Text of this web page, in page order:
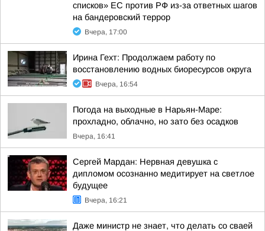
списков» ЕС против РФ из-за ответных шагов
на бандеровский террор
Вчера, 17:00
Ирина Гехт: Продолжаем работу по
восстановлению водных биоресурсов округа
Вчера, 16:54
Погода на выходные в Нарьян-Маре:
прохладно, облачно, но зато без осадков
Вчера, 16:41
Сергей Мардан: Нервная девушка с
дипломом осознанно медитирует на светлое
будущее
Вчера, 16:21
Даже министр не знает, что делать со сваей